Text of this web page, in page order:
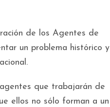
de los Agentes de
un problema histórico y
que trabajarán de
ellos no sólo forman a un